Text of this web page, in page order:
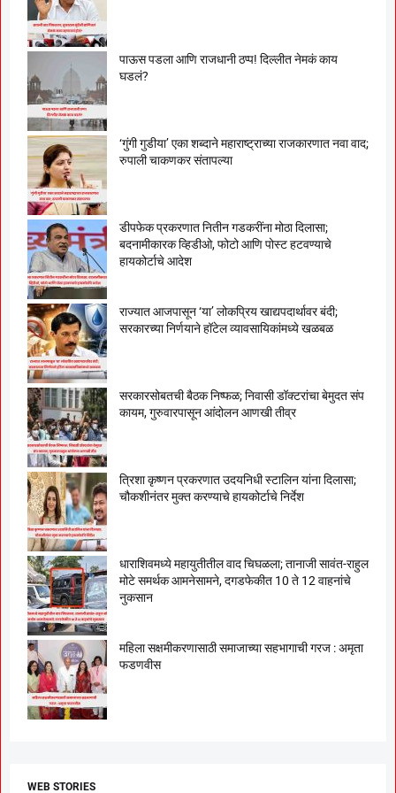
पाऊस पडला आणि राजधानी ठप्प! दिल्लीत नेमकं काय
घडलं?
‘गुंगी गुडीया’ एका शब्दाने महाराष्ट्राच्या राजकारणात नवा वाद;
रुपाली चाकणकर संतापल्या
डीपफेक प्रकरणात नितीन गडकरींना मोठा दिलासा;
बदनामीकारक व्हिडीओ, फोटो आणि पोस्ट हटवण्याचे
हायकोर्टाचे आदेश
राज्यात आजपासून ‘या’ लोकप्रिय खाद्यपदार्थावर बंदी;
सरकारच्या निर्णयाने हॉटेल व्यावसायिकांमध्ये खळबळ
सरकारसोबतची बैठक निष्फळ; निवासी डॉक्टरांचा बेमुदत संप
कायम, गुरुवारपासून आंदोलन आणखी तीव्र
त्रिशा कृष्णन प्रकरणात उदयनिधी स्टालिन यांना दिलासा;
चौकशीनंतर मुक्त करण्याचे हायकोर्टाचे निर्देश
धाराशिवमध्ये महायुतीतील वाद चिघळला; तानाजी सावंत-राहुल
मोटे समर्थक आमनेसामने, दगडफेकीत 10 ते 12 वाहनांचे
नुकसान
महिला सक्षमीकरणासाठी समाजाच्या सहभागाची गरज : अमृता
फडणवीस
WEB STORIES